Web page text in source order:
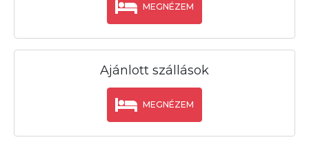
MEGNÉZEM
Ajánlott szállások
MEGNÉZEM